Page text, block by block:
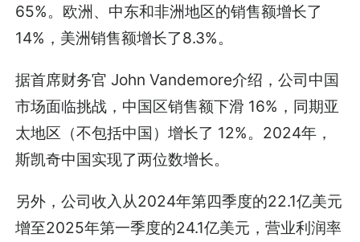
65%。欧洲、中东和非洲地区的销售额增长了
14%，美洲销售额增长了8.3%。
据首席财务官 John Vandemore介绍，公司中国
市场面临挑战，中国区销售额下滑 16%，同期亚
太地区（不包括中国）增长了 12%。2024年，
斯凯奇中国实现了两位数增长。
另外，公司收入从2024年第四季度的22.1亿美元
增至2025年第一季度的24.1亿美元，营业利润率